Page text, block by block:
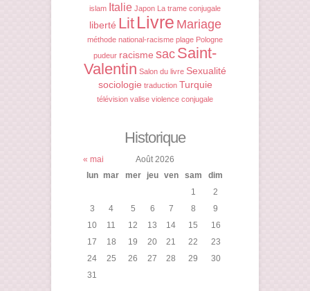
islam Italie Japon La trame conjugale
liberté Lit Livre Mariage
méthode national-racisme plage Pologne
pudeur racisme sac Saint-
Valentin Salon du livre Sexualité
sociologie traduction Turquie
télévision valise violence conjugale
Historique
« mai
Août 2026
lun mar mer jeu ven sam
dim
1
2
3
4 5 6 7 8
9
10
11 12 13 14 15
16
17
18 19 20 21 22
23
24
25 26 27 28 29
30
31